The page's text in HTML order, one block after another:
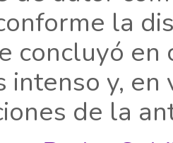
la
concluyó en
intenso y,
de la